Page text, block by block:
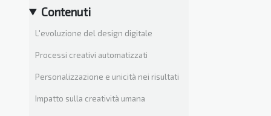
Contenuti
L'evoluzione del design digitale
Processi creativi automatizzati
Personalizzazione e unicità nei risultati
Impatto sulla creatività umana